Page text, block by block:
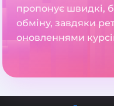
пропонує швидкі,
обміну, завдяки
оновленнями